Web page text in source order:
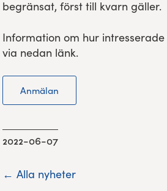
begränsat, först till kvarn gäller.
Information om hur
via nedan länk.
Anmälan
2022-06-07
← Alla nyheter